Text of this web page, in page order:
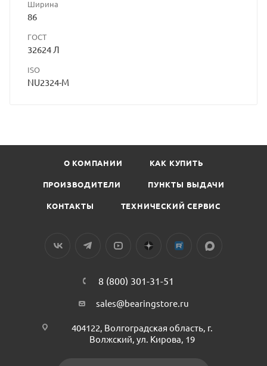
Ширина
86
ГОСТ
32624 Л
ISO
NU2324-M
О КОМПАНИИ КАК КУПИТЬ
ПРОИЗВОДИТЕЛИ ПУНКТЫ ВЫДАЧИ
КОНТАКТЫ ТЕХНИЧЕСКИЙ СЕРВИС
8 (800) 301-31-51
sales@bearingstore.ru
404122, Волгоградская область, г.
Волжский, ул. Кирова, 19